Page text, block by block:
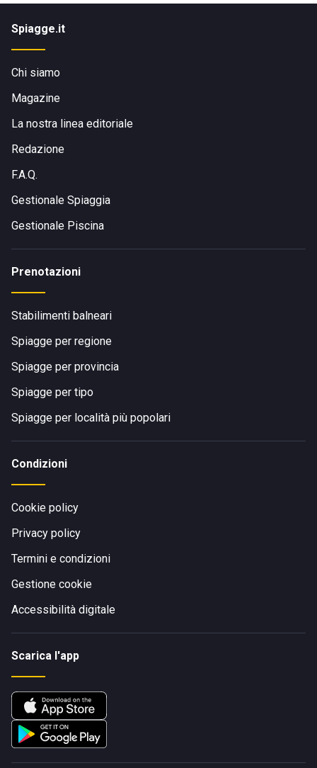
Spiagge.it
Chi siamo
Magazine
La nostra linea editoriale
Redazione
F.A.Q.
Gestionale Spiaggia
Gestionale Piscina
Prenotazioni
Stabilimenti balneari
Spiagge per regione
Spiagge per provincia
Spiagge per tipo
Spiagge per località più popolari
Condizioni
Cookie policy
Privacy policy
Termini e condizioni
Gestione cookie
Accessibilità digitale
Scarica l'app